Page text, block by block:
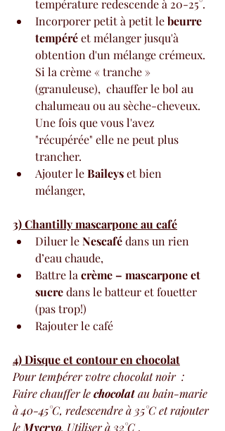
température redescende à 20-25°.
Incorporer petit à petit le beurre
tempéré et mélanger jusqu'à
obtention d'un mélange crémeux.
Si la crème « tranche »
(granuleuse),  chauffer le bol au
chalumeau ou au sèche-cheveux.
Une fois que vous l'avez
"récupérée" elle ne peut plus
trancher.
Ajouter le Baileys et bien
mélanger,
3) Chantilly mascarpone au café
Diluer le Nescafé dans un rien
d’eau chaude,
Battre la crème – mascarpone et
sucre dans le batteur et fouetter
(pas trop!)
Rajouter le café
4) Disque et contour en chocolat
Pour tempérer votre chocolat noir  :
Faire chauffer le chocolat au bain-marie
à 40-45°C, redescendre à 35°C et rajouter
le Mycryo. Utiliser à 32°C .